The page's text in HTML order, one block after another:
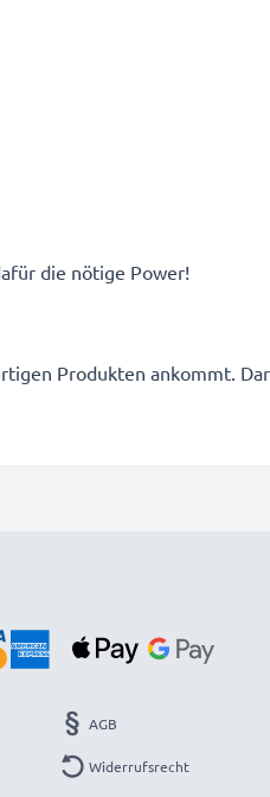
die nötige Power!
Produkten ankommt.
AGB
Widerrufsrecht